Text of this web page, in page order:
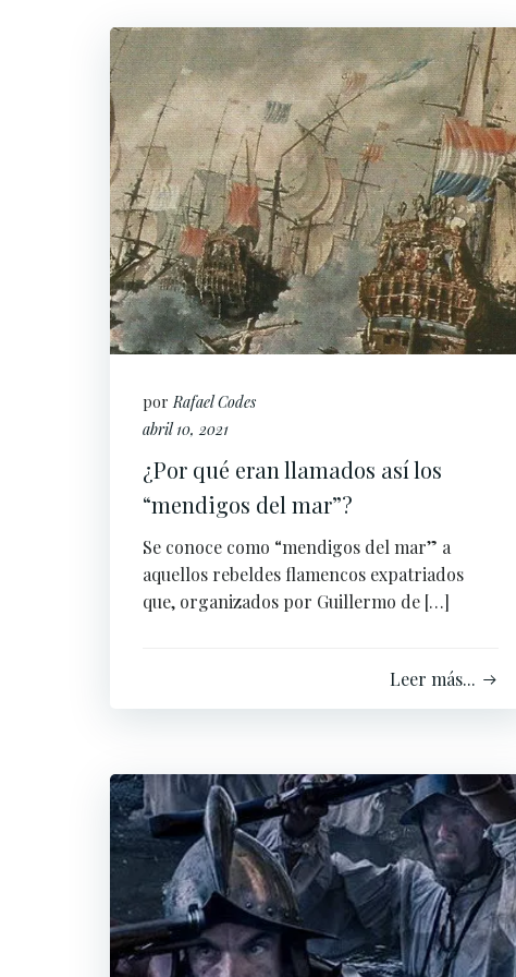
por Rafael Codes
abril 10, 2021
¿Por qué eran llamados así los
“mendigos del mar”?
Se conoce como “mendigos del mar” a
aquellos rebeldes flamencos expatriados
que, organizados por Guillermo de […]
Leer más...